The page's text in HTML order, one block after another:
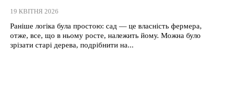
19 КВІТНЯ 2026
Раніше логіка була простою: сад — це власність фермера,
отже, все, що в ньому росте, належить йому. Можна було
зрізати старі дерева, подрібнити на...